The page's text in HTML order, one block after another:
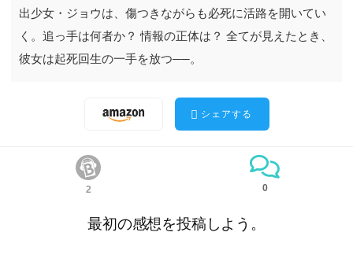
出少女・ジョウは、傷つきながらも必死に活路を開いてい
く。追っ手は何者か？ 情報の正体は？ 全てが見えたとき、
彼女は起死回生の一手を放つ──。
シェアする
2 0
最初の感想を投稿しよう。